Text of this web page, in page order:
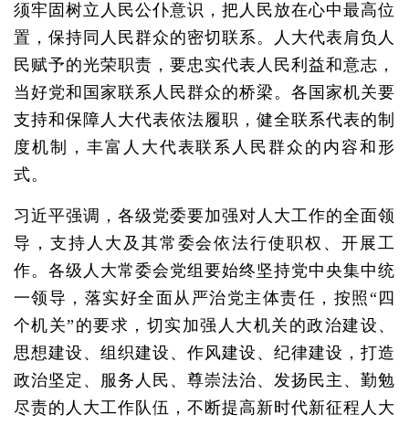
须牢固树立人民公仆意识，把人民放在心中最高位
置，保持同人民群众的密切联系。人大代表肩负人
民赋予的光荣职责，要忠实代表人民利益和意志，
当好党和国家联系人民群众的桥梁。各国家机关要
支持和保障人大代表依法履职，健全联系代表的制
度机制，丰富人大代表联系人民群众的内容和形
式。
习近平强调，各级党委要加强对人大工作的全面领
导，支持人大及其常委会依法行使职权、开展工
作。各级人大常委会党组要始终坚持党中央集中统
一领导，落实好全面从严治党主体责任，按照“四
个机关”的要求，切实加强人大机关的政治建设、
思想建设、组织建设、作风建设、纪律建设，打造
政治坚定、服务人民、尊崇法治、发扬民主、勤勉
尽责的人大工作队伍，不断提高新时代新征程人大